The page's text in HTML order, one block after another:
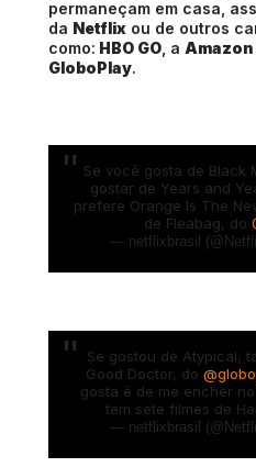
permaneçam em casa,
da Netflix ou de outros
como: HBO GO , a
GloboPlay.
Se você gosta de Black
gostar de Years and
prefere Orange Is The
de Fleabag, do
— netflixbrasil
Se gostou de Atypical,
Good Doctor, do
gosta é de me encher
tem sete filmes de
— netflixbrasil